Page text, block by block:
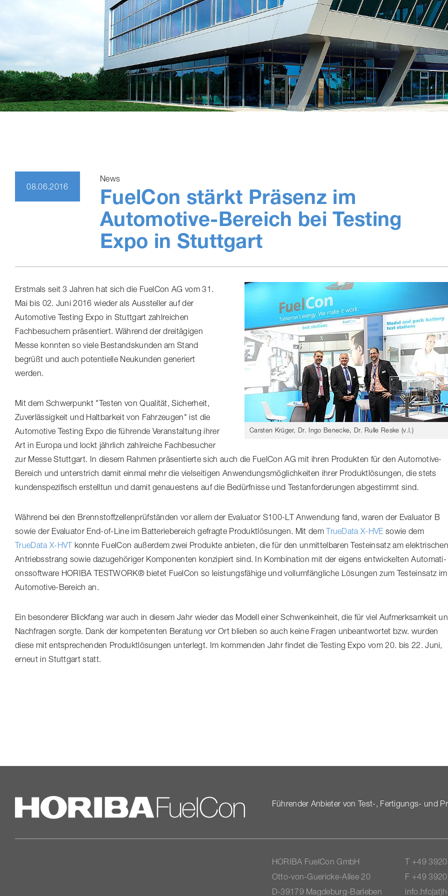
08.06.2016
News
FuelCon stärkt Präsenz im
Automotive-​Bereich bei Testing
Expo in Stuttgart
Carsten Krüger, Dr. Ingo Benecke, Dr. Rulle Reske (v.l.)
Erstmals seit 3 Jahren hat sich die FuelCon AG vom 31.
Mai bis 02. Juni 2016 wieder als Aussteller auf der
Automotive Testing Expo in Stuttgart zahlreichen
Fachbesuchern präsentiert. Während der dreitägigen
Messe konnten so viele Bestandskunden am Stand
begrüßt und auch potentielle Neukunden generiert
werden.
Mit dem Schwerpunkt "Testen von Qualität, Sicherheit,
Zuver­läs­sig­keit und Haltbarkeit von Fahrzeugen" ist die
Automotive Testing Expo die führende Veranstaltung ihrer
Art in Europa und lockt jährlich zahlreiche Fachbesucher
zur Messe Stuttgart. In diesem Rahmen präsentierte sich auch die FuelCon AG mit ihren Produkten für den Automotive-​
Bereich und unterstrich damit einmal mehr die vielseitigen Anwen­dungs­mög­lich­keiten ihrer Produkt­lö­sungen, die stets
kunden­spe­zi­fisch erstelltun und damit genauestens auf die Bedürfnisse und Test­an­for­de­rungen abgestimmt sind.
Während bei den Brenn­stoff­zel­len­prüf­ständen vor allem der Evaluator S100-LT Anwendung fand, waren der Evaluator B
sowie der Evaluator End-of-Line im Batte­rie­be­reich gefragte Produkt­lö­sungen. Mit demTrueData X-HVE sowie dem
TrueData X-HVT konnte FuelCon außerdem zwei Produkte anbieten, die für den unmittelbaren Testeinsatz am
Antriebsstrang sowie dazugehöriger Komponenten konzipiert sind. In Kombination mit der eigens entwickelten Auto­ma­ti­
ons­soft­ware HORIBA TESTWORK® bietet FuelCon so leis­tungs­fä­hige und voll­um­fäng­liche Lösungen zum Testeinsatz im
Automotive-​Bereich an.
Ein besonderer Blickfang war auch in diesem Jahr wieder das Modell einer Schwenkeinheit, die für viel Aufmerksamkeit
Nachfragen sorgte. Dank der kompetenten Beratung vor Ort blieben so auch keine Fragen unbeantwortet bzw. wurden
diese mit entsprechenden Produkt­lö­sungen unterlegt. Im kommenden Jahr findet die Testing Expo vom 20. bis 22. Juni,
erneut in Stuttgart statt.
Führender Anbieter von Test-, Fertigungs- und
HORIBA FuelCon GmbH
Otto-​von-Guericke-Allee 20
D-39179 Magdeburg-​Barleben
T +49
F +49